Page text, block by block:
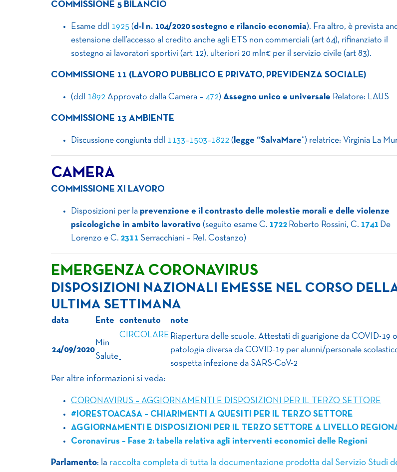
COMMISSIONE 5 BILANCIO
Esame ddl 1925 (d-l n. 104/2020 sostegno e rilancio economia). Fra altro, è prevista
estensione dell’accesso al credito anche agli ETS non commerciali (art 64), rifinanziato il
sostegno ai lavoratori sportivi (art 12), ulteriori 20 mln€ per il servizio civile (art 83).
COMMISSIONE 11 (LAVORO PUBBLICO E PRIVATO, PREVIDENZA SOCIALE)
(ddl 1892 Approvato dalla Camera – 472) Assegno unico e universale Relatore: LAUS
COMMISSIONE 13 AMBIENTE
Discussione congiunta ddl 1133–1503–1822 ( legge “SalvaMare“) relatrice: Virginia La
CAMERA
COMMISSIONE XI LAVORO
Disposizioni per la prevenzione e il contrasto delle molestie morali e delle violenze
psicologiche in ambito lavorativo (seguito esame C. 1722 Roberto Rossini, C. 1741 De
Lorenzo e C. 2311 Serracchiani – Rel. Costanzo)
EMERGENZA CORONAVIRUS
DISPOSIZIONI NAZIONALI EMESSE NEL CORSO
ULTIMA SETTIMANA
data Ente contenuto note
24/09/2020
Min
Salute
CIRCOLARE Riapertura delle scuole. Attestati di guarigione da COVID-19
patologia diversa da COVID-19 per alunni/personale
sospetta infezione da SARS-CoV-2
Per altre informazioni si veda:
CORONAVIRUS – AGGIORNAMENTI E DISPOSIZIONI PER IL TERZO SETTORE
#IORESTOACASA – CHIARIMENTI A QUESITI PER IL TERZO SETTORE
AGGIORNAMENTI E DISPOSIZIONI PER IL TERZO SETTORE A LIVELLO
Coronavirus – Fase 2: tabella relativa agli interventi economici delle Regioni
Parlamento: la raccolta completa di tutta la documentazione prodotta dal Servizio Studi